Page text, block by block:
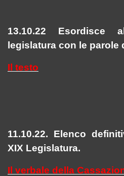
13.10.22
legislatura con le parole
Il testo
11.10.22. Elenco
XIX Legislatura.
Il verbale della